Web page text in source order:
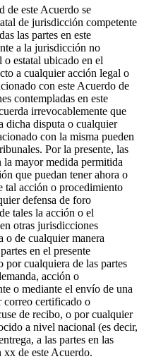
de este Acuerdo se
de jurisdicción competente
las partes en este
a la jurisdicción no
estatal ubicado en el
a cualquier acción legal o
con este Acuerdo de
contempladas en este
irrevocablemente que
dicha disputa o cualquier
con la misma pueden
Por la presente, las
la mayor medida permitida
que puedan tener ahora o
tal acción o procedimiento
defensa de foro
tales la acción o el
otras jurisdicciones
o de cualquier manera
en el presente
por cualquiera de las partes
acción o
o mediante el envío de una
correo certificado o
de recibo, o por cualquier
a nivel nacional (es decir,
a las partes en las
xx de este Acuerdo.